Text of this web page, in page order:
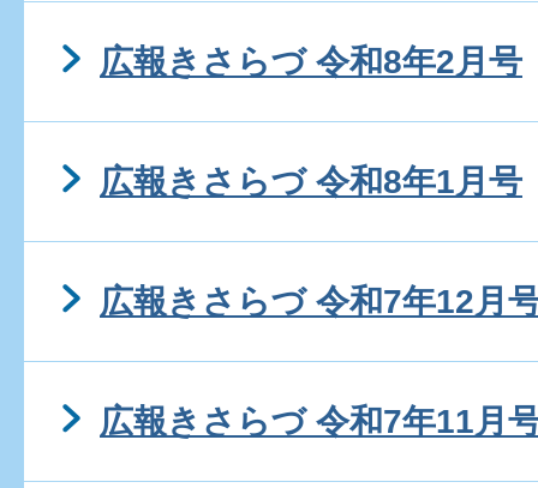
広報きさらづ 令和8年2月号
広報きさらづ 令和8年1月号
広報きさらづ 令和7年12月
広報きさらづ 令和7年11月